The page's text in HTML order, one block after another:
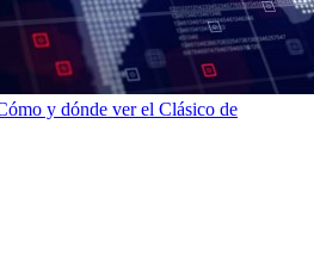
y dónde ver el Clásico de